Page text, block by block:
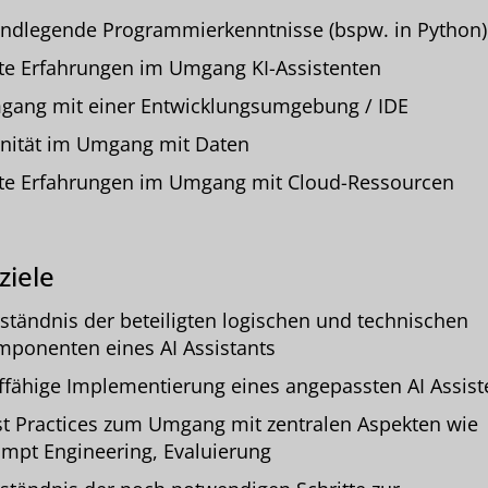
Programmierkenntnisse (bspw. in Python)
Erfahrungen im Umgang KI-Assistenten
mit einer Entwicklungsumgebung / IDE
im Umgang mit Daten
Erfahrungen im Umgang mit Cloud-Ressourcen
der beteiligten logischen und technischen
eines AI Assistants
Implementierung eines angepassten AI
Practices zum Umgang mit zentralen Aspekten wie
Engineering, Evaluierung